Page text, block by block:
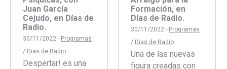
Juan García
Cejudo, en Días de
Radio.
30/11/2022 - Programas
/ Dias de Radio
Despertar! es una
Formación, en
Días de Radio.
30/11/2022 - Programas
/ Dias de Radio
Una de las nuevas
figura creadas con